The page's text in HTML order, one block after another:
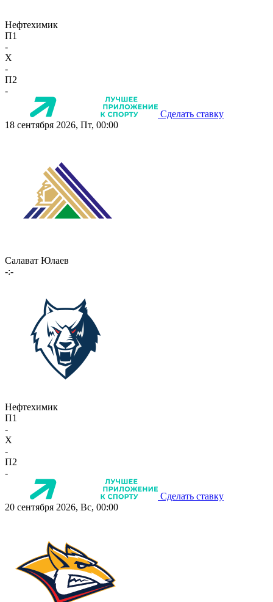
Нефтехимик
П1
-
X
-
П2
-
Сделать ставку
18 сентября 2026, Пт, 00:00
Салават Юлаев
-:-
Нефтехимик
П1
-
X
-
П2
-
Сделать ставку
20 сентября 2026, Вс, 00:00